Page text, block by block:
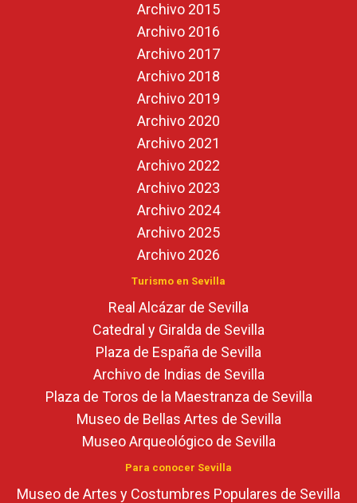
Archivo 2015
Archivo 2016
Archivo 2017
Archivo 2018
Archivo 2019
Archivo 2020
Archivo 2021
Archivo 2022
Archivo 2023
Archivo 2024
Archivo 2025
Archivo 2026
Turismo en Sevilla
Real Alcázar de Sevilla
Catedral y Giralda de Sevilla
Plaza de España de Sevilla
Archivo de Indias de Sevilla
Plaza de Toros de la Maestranza de Sevilla
Museo de Bellas Artes de Sevilla
Museo Arqueológico de Sevilla
Para conocer Sevilla
Museo de Artes y Costumbres Populares de Sevilla